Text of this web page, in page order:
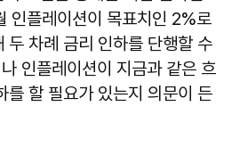
인플레이션이 목표치인 2%로
두 차례 금리 인하를 단행할 수
인플레이션이 지금과 같은 흐
를 할 필요가 있는지 의문이 든